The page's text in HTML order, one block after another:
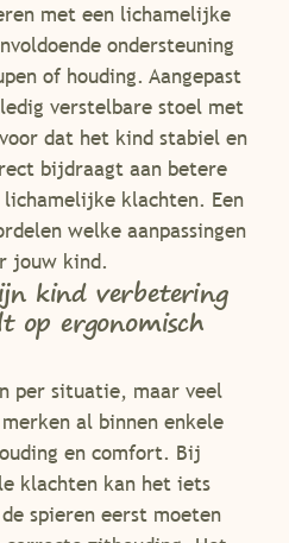
met een lichamelijke
ondersteuning
of houding. Aangepast
verstelbare stoel met
dat het kind stabiel en
bijdraagt aan betere
klachten. Een
welke aanpassingen
jouw kind.
kind verbetering
op ergonomisch
per situatie, maar veel
al binnen enkele
en comfort. Bij
klachten kan het iets
spieren eerst moeten